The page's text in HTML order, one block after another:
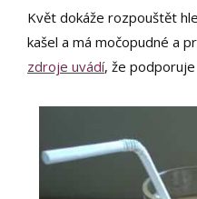
Květ dokáže rozpouštět
kašel a má močopudné a
zdroje uvádí, že